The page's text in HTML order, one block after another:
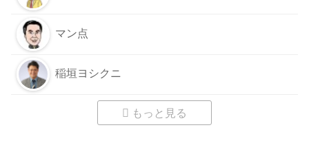
マン点
稲垣ヨシクニ
もっと見る